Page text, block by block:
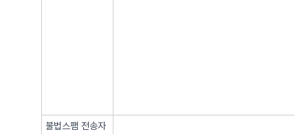
불법스팸 전송자